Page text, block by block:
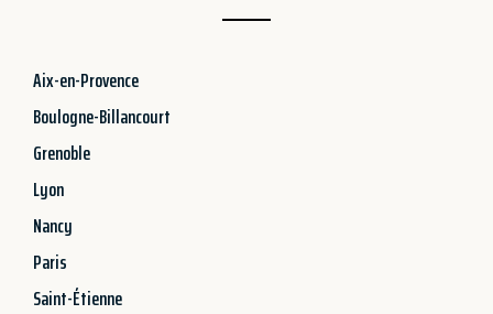
Aix-en-Provence
Boulogne-Billancourt
Grenoble
Lyon
Nancy
Paris
Saint-Étienne